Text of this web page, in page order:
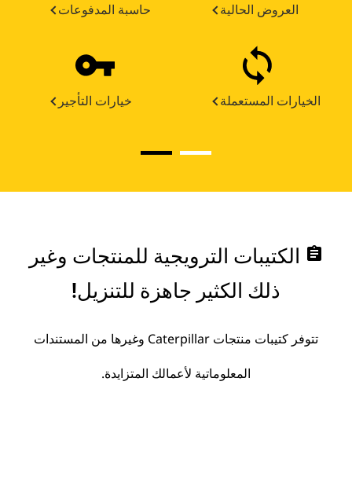
حاسبة المدفوعات العروض الحالية
خيارات التأجير الخيارات المستعملة
assignment الكتيبات الترويجية للمنتجات وغير
ذلك الكثير جاهزة للتنزيل!
تتوفر كتيبات منتجات Caterpillar وغيرها من المستندات
المعلوماتية لأعمالك المتزايدة.